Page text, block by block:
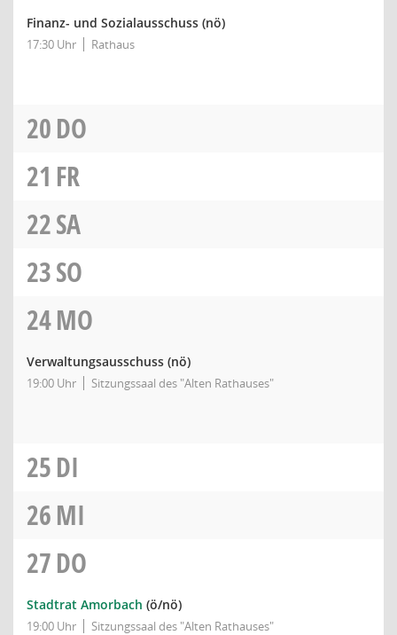
Finanz- und Sozialausschuss (nö)
17:30 Uhr Rathaus
20DO
21 FR
22SA
23SO
24MO
Verwaltungsausschuss (nö)
19:00 Uhr Sitzungssaal des "Alten Rathauses"
25DI
26MI
27DO
Stadtrat Amorbach (ö/nö)
19:00 Uhr Sitzungssaal des "Alten Rathauses"